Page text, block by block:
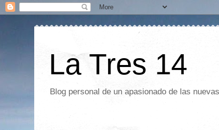
La Tres 14
Blog personal de un apasionado de las